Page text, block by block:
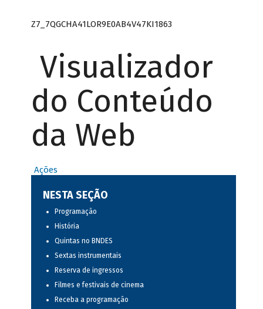
Z7_7QGCHA41LOR9E0AB4V47KI1863
Visualizador
do Conteúdo
da Web
Ações
NESTA SEÇÃO
Programação
História
Quintas no BNDES
Sextas instrumentais
Reserva de ingressos
Filmes e festivais de cinema
Receba a programação